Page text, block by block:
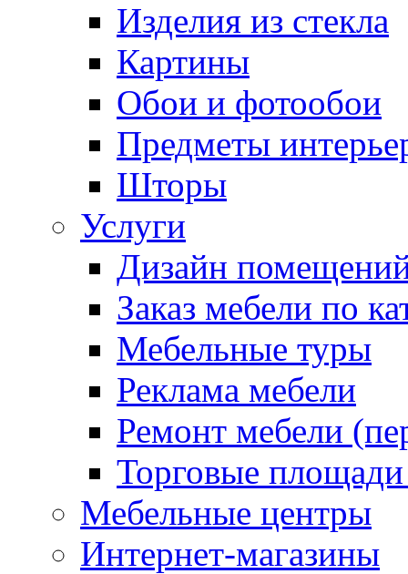
Изделия из стекла
Картины
Обои и фотообои
Предметы
Шторы
Услуги
Дизайн
Заказ мебели по
Мебельные туры
Реклама мебели
Ремонт мебели
Торговые
Мебельные центры
Интернет-магазины